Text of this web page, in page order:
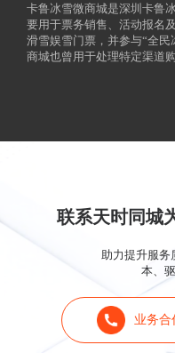
卡鲁冰雪微商城是深圳卡鲁
要用于票务销售、活动报名
滑雪娱雪门票，并参与“全
商城也曾用于处理特定渠道
联系天时同城
助力提升服务
本、
业务合